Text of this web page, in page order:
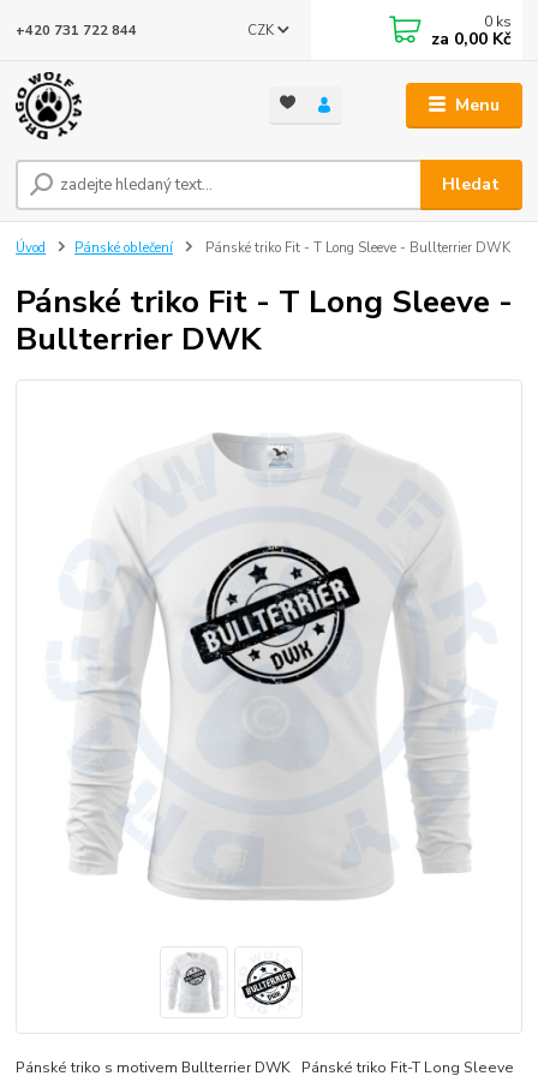
Menu
CZK
Hledat
+420 731 722 844 0 ks
za 0,00 Kč
Úvod Pánské oblečení Pánské triko Fit - T Long Sleeve - Bullterrier DWK
Pánské triko Fit - T Long Sleeve -
Bullterrier DWK
Pánské triko s motivem Bullterrier DWK Pánské triko Fit-T Long Sleeve